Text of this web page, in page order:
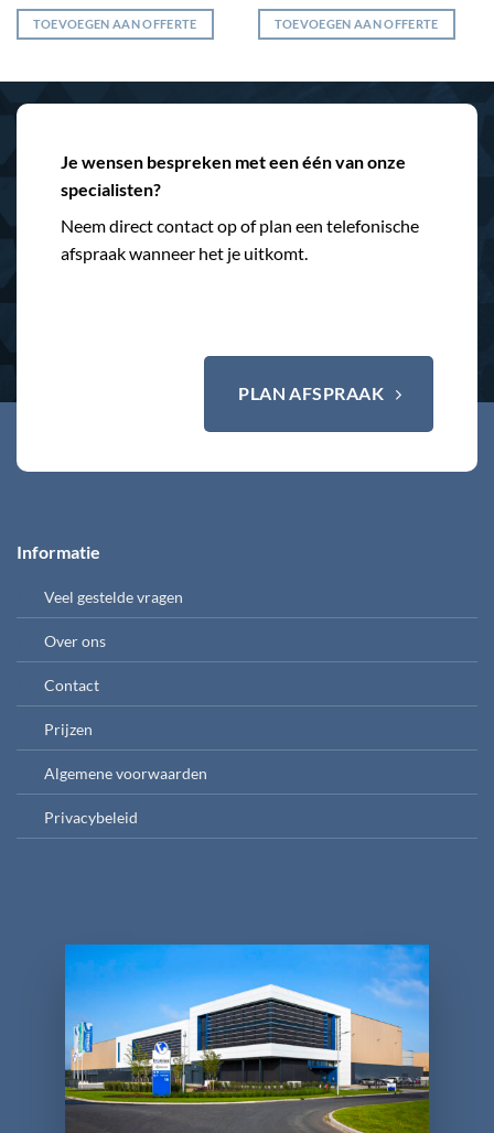
TOEVOEGEN AAN OFFERTE TOEVOEGEN AAN OFFERTE
Je wensen bespreken met een één van onze
specialisten?
Neem direct contact op of plan een telefonische
afspraak wanneer het je uitkomt.
PLAN AFSPRAAK
Informatie
Veel gestelde vragen
Over ons
Contact
Prijzen
Algemene voorwaarden
Privacybeleid